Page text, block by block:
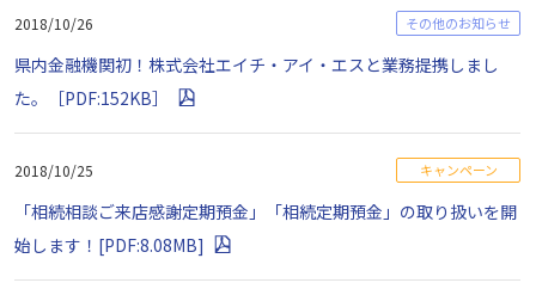
2018/10/26 その他のお知らせ
県内金融機関初！株式会社エイチ・アイ・エスと業務提携しまし
た。［PDF:152KB］
2018/10/25 キャンペーン
「相続相談ご来店感謝定期預金」「相続定期預金」の取り扱いを開
始します！[PDF:8.08MB]